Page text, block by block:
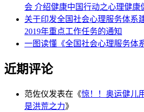
会 介绍健康中国行动之心理健康
关于印发全国社会心理服务体系
2019年重点工作任务的通知
一图读懂《全国社会心理服务体
近期评论
范佐仪发表在《惊！！奥运健儿
是洪荒之力》